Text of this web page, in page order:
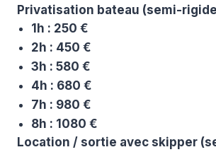
Privatisation bateau (semi-
1h : 250 €
2h : 450 €
3h : 580 €
4h : 680 €
7h : 980 €
8h : 1080 €
Location / sortie avec skipper